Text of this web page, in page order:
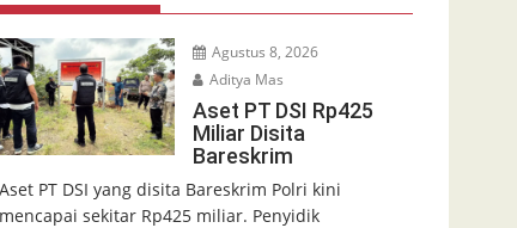
Agustus 8, 2026
Aditya Mas
Aset PT DSI Rp425
Miliar Disita
Bareskrim
Aset PT DSI yang disita Bareskrim Polri kini
mencapai sekitar Rp425 miliar. Penyidik